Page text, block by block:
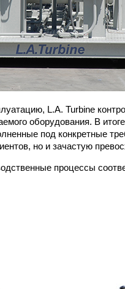
L.A. Turbine
оборудования. В
под конкретные
но и зачастую
процессы